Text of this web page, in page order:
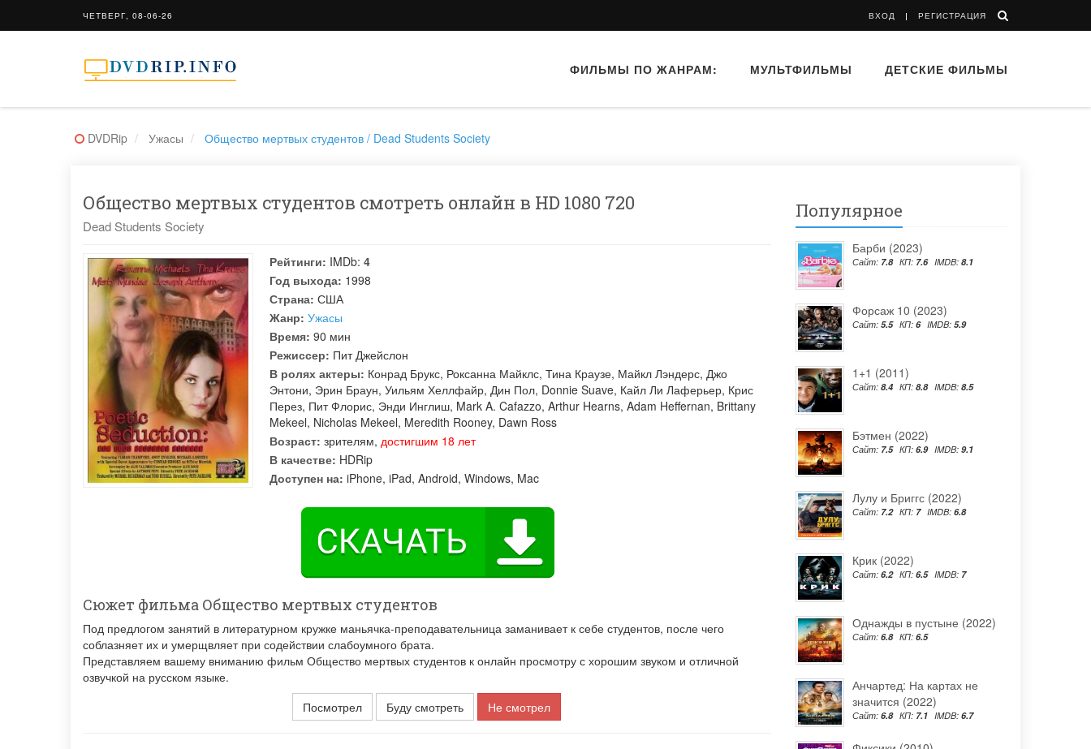
ЧЕТВЕРГ, 08-06-26 ВХОД РЕГИСТРАЦИЯ
ФИЛЬМЫ ПО ЖАНРАМ: МУЛЬТФИЛЬМЫ ДЕТСКИЕ ФИЛЬМЫ
DVDRip Ужасы Общество мертвых студентов / Dead Students Society
Общество мертвых студентов смотреть онлайн в HD 1080 720
Dead Students Society
Рейтинги: IMDb: 4
Год выхода: 1998
Страна: США
Жанр: Ужасы
Время: 90 мин
Режиссер: Пит Джейслон
В ролях актеры: Конрад Брукс, Роксанна Майклс, Тина Краузе, Майкл Лэндерс, Джо
Энтони, Эрин Браун, Уильям Хеллфайр, Дин Пол, Donnie Suave, Кайл Ли Лаферьер, Крис
Перез, Пит Флорис, Энди Инглиш, Mark A. Cafazzo, Arthur Hearns, Adam Heffernan, Brittany
Mekeel, Nicholas Mekeel, Meredith Rooney, Dawn Ross
Возраст: зрителям, достигшим 18 лет
В качестве: HDRip
Доступен на: iPhone, iPad, Android, Windows, Mac
Сюжет фильма Общество мертвых студентов
Под предлогом занятий в литературном кружке маньячка-преподавательница заманивает к себе студентов, после чего
соблазняет их и умерщвляет при содействии слабоумного брата.
Представляем вашему вниманию фильм Общество мертвых студентов к онлайн просмотру с хорошим звуком и отличной
озвучкой на русском языке.
Посмотрел
Буду смотреть Не смотрел
Популярное
Барби (2023)
Сайт: 7.8 КП: 7.6 IMDB: 8.1
Форсаж 10 (2023)
Сайт: 5.5 КП: 6 IMDB: 5.9
1+1 (2011)
Сайт: 8.4 КП: 8.8 IMDB: 8.5
Бэтмен (2022)
Сайт: 7.5 КП: 6.9 IMDB: 9.1
Лулу и Бриггс (2022)
Сайт: 7.2 КП: 7 IMDB: 6.8
Крик (2022)
Сайт: 6.2 КП: 6.5 IMDB: 7
Однажды в пустыне (2022)
Сайт: 6.8 КП: 6.5
Анчартед: На картах не
значится (2022)
Сайт: 6.8 КП: 7.1 IMDB: 6.7